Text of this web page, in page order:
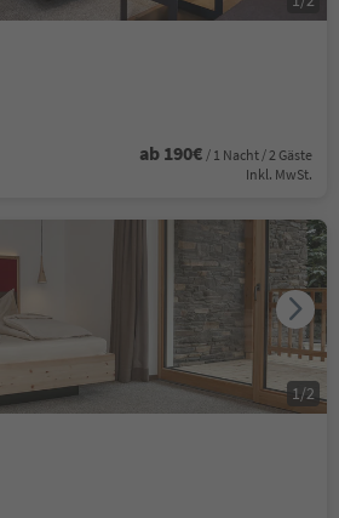
ab 190€ / 1 Nacht / 2 Gäste
Inkl. MwSt.
1 /2